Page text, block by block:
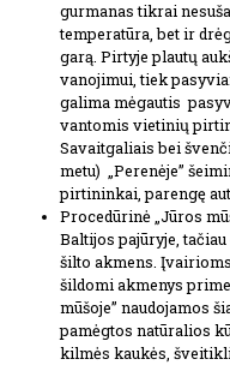
gurmanas tikrai
temperatūra, bet ir
garą. Pirtyje plautų
vanojimui, tiek
galima mėgautis
vantomis vietinių
Savaitgaliais bei
metu) „Perenėje”
pirtininkai, parengę
Procedūrinė „Jūros
Baltijos pajūryje,
šilto akmens.
šildomi akmenys
mūšoje” naudojamos
pamėgtos natūralios
kilmės kaukės,